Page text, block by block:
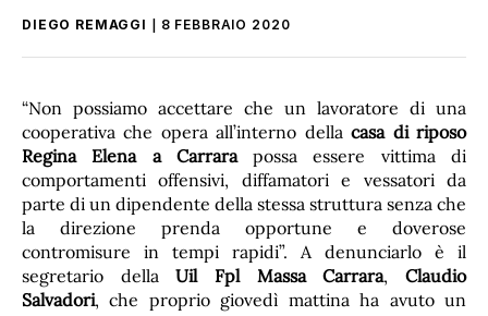
DIEGO REMAGGI 8 FEBBRAIO 2020
“Non possiamo accettare che un lavoratore di una
cooperativa che opera all’interno dellacasa di riposo
Regina Elena a Carrarapossa essere vittima di
comportamenti offensivi, diffamatori e vessatori da
parte di un dipendente della stessa struttura senza che
la direzione prenda opportune e doverose
contromisure in tempi rapidi”. A denunciarlo è il
segretario dellaUil Fpl Massa Carrara,Claudio
Salvadori, che proprio giovedì mattina ha avuto un